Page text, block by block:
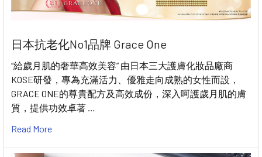
日本抗老化No1品牌 Grace One
“給歲月肌的奢華高效美容” 由日本三大護膚化妝品廠商
KOSE研發，專為充滿活力、優雅走向成熟的女性而設，
GRACE ONE的尊貴配方及高效成份，深入呵護歲月肌的膚
質，提供功效卓著 …
Read More